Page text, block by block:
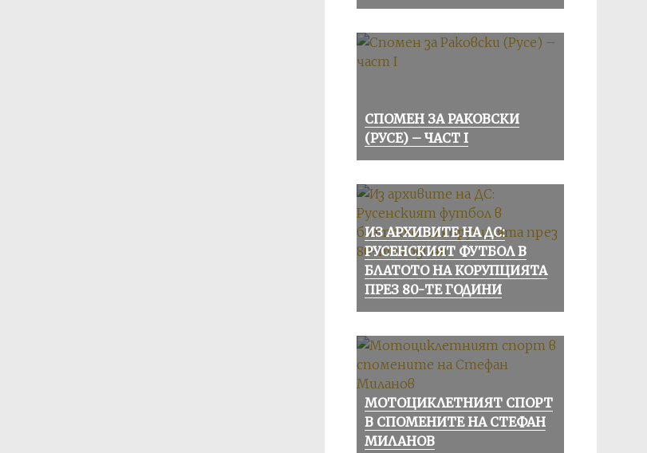
СПОМЕН ЗА РАКОВСКИ
(РУСЕ) – ЧАСТ I
ИЗ АРХИВИТЕ НА ДС:
РУСЕНСКИЯТ ФУТБОЛ В
БЛАТОТО НА КОРУПЦИЯТА
ПРЕЗ 80-ТЕ ГОДИНИ
МОТОЦИКЛЕТНИЯТ СПОРТ
В СПОМЕНИТЕ НА СТЕФАН
МИЛАНОВ